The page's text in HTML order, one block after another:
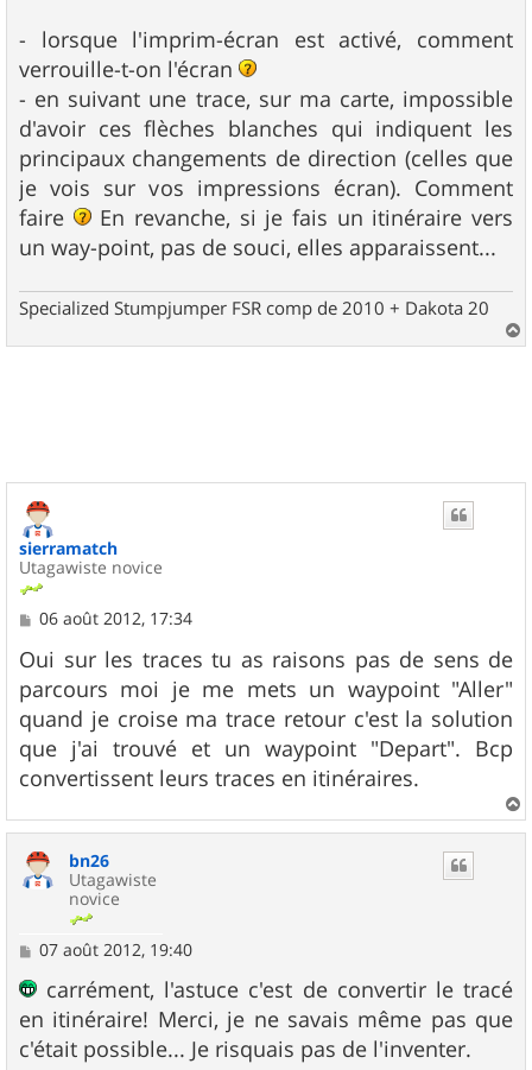
- lorsque l'imprim-écran est activé, comment
verrouille-t-on l'écran
- en suivant une trace, sur ma carte, impossible
d'avoir ces flèches blanches qui indiquent les
principaux changements de direction (celles que
je vois sur vos impressions écran). Comment
faire
En revanche, si je fais un itinéraire vers
un way-point, pas de souci, elles apparaissent...
Specialized Stumpjumper FSR comp de 2010 + Dakota 20
a
sierramatch
Utagawiste novice
M
s
s
a
g
e
06 août 2012, 17:34
Oui sur les traces tu as raisons pas de sens de
parcours moi je me mets un waypoint "Aller"
quand je croise ma trace retour c'est la solution
que j'ai trouvé et un waypoint "Depart". Bcp
convertissent leurs traces en itinéraires.
a
bn26
Utagawiste
novice
M
s
a
g
e
07 août 2012, 19:40
carrément, l'astuce c'est de convertir le tracé
en itinéraire! Merci, je ne savais même pas que
c'était possible... Je risquais pas de l'inventer.